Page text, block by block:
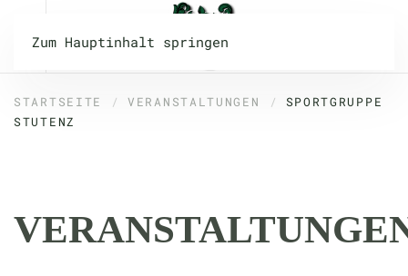
Zum Hauptinhalt springen
STARTSEITE VERANSTALTUNGEN
SPORTGRUPPE
STUTENZ